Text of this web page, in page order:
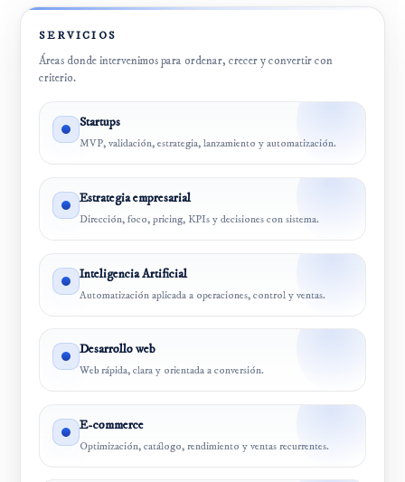
SERVICIOS
Áreas donde intervenimos para ordenar, crecer y convertir con
criterio.
Startups
MVP, validación, estrategia, lanzamiento y automatización.
Estrategia empresarial
Dirección, foco, pricing, KPIs y decisiones con sistema.
Inteligencia Artificial
Automatización aplicada a operaciones, control y ventas.
Desarrollo web
Web rápida, clara y orientada a conversión.
E-commerce
Optimización, catálogo, rendimiento y ventas recurrentes.